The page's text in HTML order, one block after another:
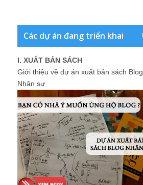
Các dự án đang triển khai
I. XUẤT BẢN SÁCH
Giới thiệu về dự án xuất bản sách Blog
Nhân sự